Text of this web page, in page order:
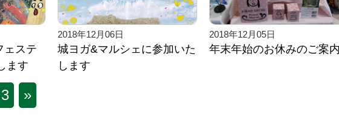
ェステ
ます
2018年12月06日
城ヨガ&マルシェに参加いた
します
2018年12月05日
年末年始のお休みのご案
3 »